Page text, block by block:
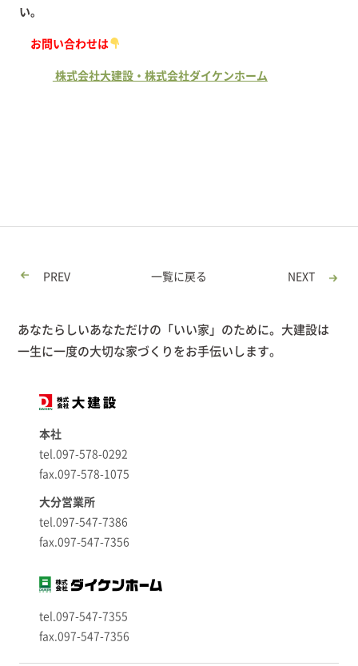
い。
お問い合わせは
株式会社大建設・株式会社ダイケンホーム
PREV 一覧に戻る NEXT
あなたらしいあなただけの「いい家」のために。大建設は
一生に一度の大切な家づくりをお手伝いします。
本社
tel.097-578-0292
fax.097-578-1075
大分営業所
tel.097-547-7386
fax.097-547-7356
tel.097-547-7355
fax.097-547-7356